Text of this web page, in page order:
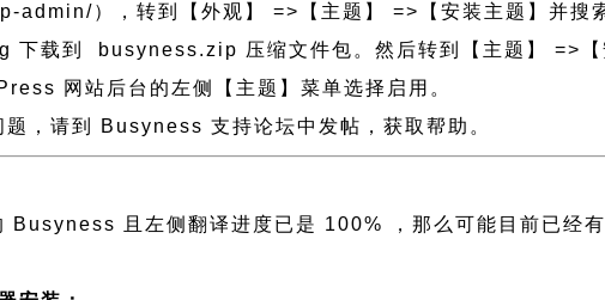
admin/），转到【外观】 =>【主题】 =>【安装主题】并搜
下载到 busyness.zip 压缩文件包。然后转到【主题】 =>【
网站后台的左侧【主题】菜单选择启用。
，请到 Busyness 支持论坛中发帖，获取帮助。
Busyness 且左侧翻译进度已是 100% ，那么可能目前已经